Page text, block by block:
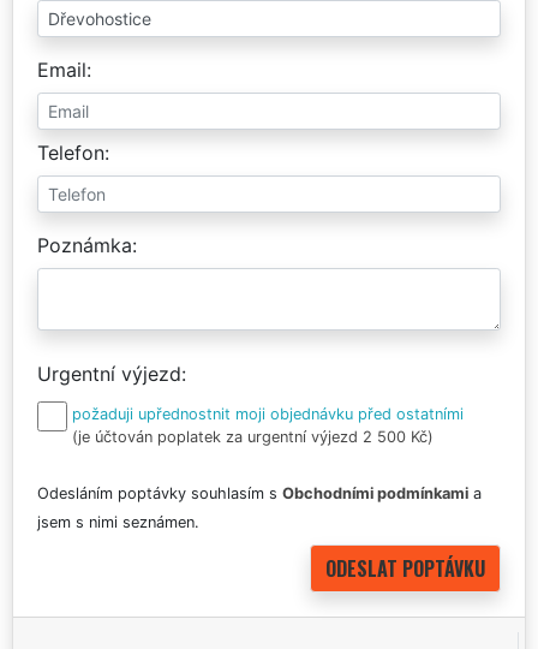
Email
Telefon
Poznámka
Urgentní výjezd
požaduji upřednostnit moji objednávku před ostatními
(je účtován poplatek za urgentní výjezd 2 500 Kč)
Odesláním poptávky souhlasím s Obchodními podmínkami a
jsem s nimi seznámen.